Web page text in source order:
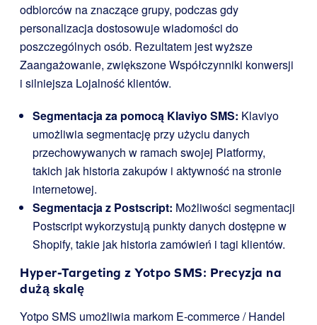
odbiorców na znaczące grupy, podczas gdy
personalizacja dostosowuje wiadomości do
poszczególnych osób. Rezultatem jest wyższe
Zaangażowanie, zwiększone Współczynniki konwersji
i silniejsza Lojalność klientów.
Segmentacja za pomocą Klaviyo SMS: Klaviyo
umożliwia segmentację przy użyciu danych
przechowywanych w ramach swojej Platformy,
takich jak historia zakupów i aktywność na stronie
internetowej.
Segmentacja z Postscript: Możliwości segmentacji
Postscript wykorzystują punkty danych dostępne w
Shopify, takie jak historia zamówień i tagi klientów.
Hyper-Targeting z Yotpo SMS: Precyzja na
dużą skalę
Yotpo SMS umożliwia markom E-commerce / Handel